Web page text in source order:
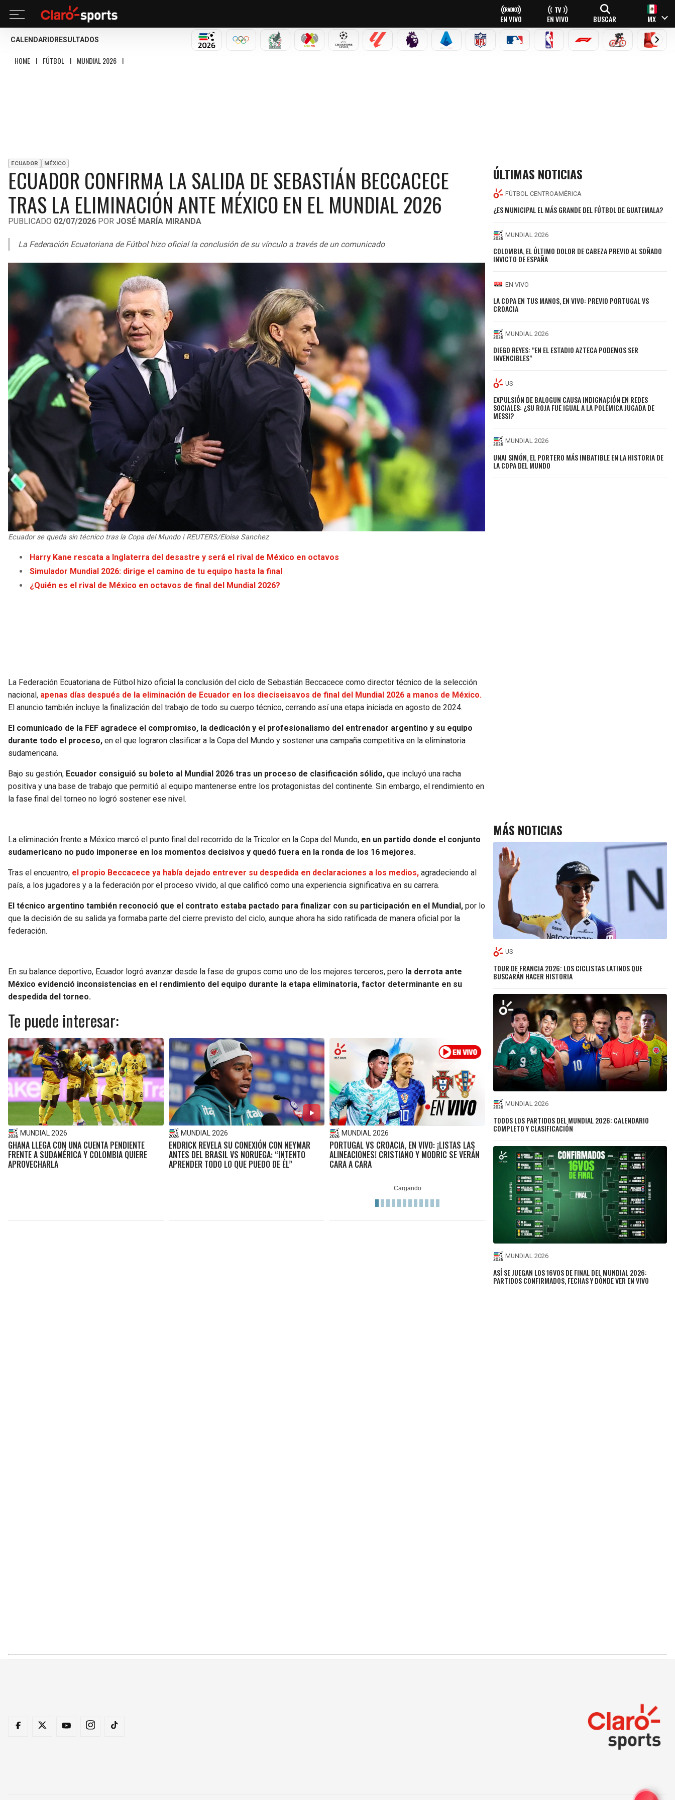
EN VIVO EN VIVO BUSCAR MX
CALENDARIO RESULTADOS
MUNDIAL 2026OLÍMPICOSSELECCIÓN MEXICANA
LIGA MX CHAMPIONS LEAGUE
LALIGA PREMIER LEAGUE
SERIE A NFL MLB NBA FÓRMULA 1CICLISMOBOXEO
HOME I FÚTBOL I MUNDIAL 2026 I
ECUADOR MÉXICO
ECUADOR CONFIRMA LA SALIDA DE SEBASTIÁN BECCACECE
TRAS LA ELIMINACIÓN ANTE MÉXICO EN EL MUNDIAL 2026
PUBLICADO 02/07/2026 POR JOSÉ MARÍA MIRANDA
La Federación Ecuatoriana de Fútbol hizo oficial la conclusión de su vínculo a través de un comunicado
Ecuador se queda sin técnico tras la Copa del Mundo | REUTERS/Eloisa Sanchez
Harry Kane rescata a Inglaterra del desastre y será el rival de México en octavos
Simulador Mundial 2026: dirige el camino de tu equipo hasta la final
¿Quién es el rival de México en octavos de final del Mundial 2026?
La Federación Ecuatoriana de Fútbol hizo oficial la conclusión del ciclo de Sebastián Beccacece como director técnico de la selección
nacional, apenas días después de la eliminación de Ecuador en los dieciseisavos de final del Mundial 2026 a manos de México.
El anuncio también incluye la finalización del trabajo de todo su cuerpo técnico, cerrando así una etapa iniciada en agosto de 2024.
El comunicado de la FEF agradece el compromiso, la dedicación y el profesionalismo del entrenador argentino y su equipo
durante todo el proceso, en el que lograron clasificar a la Copa del Mundo y sostener una campaña competitiva en la eliminatoria
sudamericana.
Bajo su gestión, Ecuador consiguió su boleto al Mundial 2026 tras un proceso de clasificación sólido, que incluyó una racha
positiva y una base de trabajo que permitió al equipo mantenerse entre los protagonistas del continente. Sin embargo, el rendimiento en
la fase final del torneo no logró sostener ese nivel.
La eliminación frente a México marcó el punto final del recorrido de la Tricolor en la Copa del Mundo, en un partido donde el conjunto
sudamericano no pudo imponerse en los momentos decisivos y quedó fuera en la ronda de los 16 mejores.
Tras el encuentro, el propio Beccacece ya había dejado entrever su despedida en declaraciones a los medios, agradeciendo al
país, a los jugadores y a la federación por el proceso vivido, al que calificó como una experiencia significativa en su carrera.
El técnico argentino también reconoció que el contrato estaba pactado para finalizar con su participación en el Mundial, por lo
que la decisión de su salida ya formaba parte del cierre previsto del ciclo, aunque ahora ha sido ratificada de manera oficial por la
federación.
En su balance deportivo, Ecuador logró avanzar desde la fase de grupos como uno de los mejores terceros, pero la derrota ante
México evidenció inconsistencias en el rendimiento del equipo durante la etapa eliminatoria, factor determinante en su
despedida del torneo.
Te puede interesar:
MUNDIAL 2026
GHANA LLEGA CON UNA CUENTA PENDIENTE
FRENTE A SUDAMÉRICA Y COLOMBIA QUIERE
APROVECHARLA
MUNDIAL 2026
ENDRICK REVELA SU CONEXIÓN CON NEYMAR
ANTES DEL BRASIL VS NORUEGA: “INTENTO
APRENDER TODO LO QUE PUEDO DE ÉL”
MUNDIAL 2026
PORTUGAL VS CROACIA, EN VIVO: ¡LISTAS LAS
ALINEACIONES! CRISTIANO Y MODRIC SE VERÁN
CARA A CARA
ÚLTIMAS NOTICIAS
FÚTBOL CENTROAMÉRICA
¿ES MUNICIPAL EL MÁS GRANDE DEL FÚTBOL DE GUATEMALA?
MUNDIAL 2026
COLOMBIA, EL ÚLTIMO DOLOR DE CABEZA PREVIO AL SOÑADO
INVICTO DE ESPAÑA
EN VIVO
LA COPA EN TUS MANOS, EN VIVO: PREVIO PORTUGAL VS
CROACIA
MUNDIAL 2026
DIEGO REYES: "EN EL ESTADIO AZTECA PODEMOS SER
INVENCIBLES"
US
EXPULSIÓN DE BALOGUN CAUSA INDIGNACIÓN EN REDES
SOCIALES: ¿SU ROJA FUE IGUAL A LA POLÉMICA JUGADA DE
MESSI?
MUNDIAL 2026
UNAI SIMÓN, EL PORTERO MÁS IMBATIBLE EN LA HISTORIA DE
LA COPA DEL MUNDO
MÁS NOTICIAS
US
TOUR DE FRANCIA 2026: LOS CICLISTAS LATINOS QUE
BUSCARÁN HACER HISTORIA
MUNDIAL 2026
TODOS LOS PARTIDOS DEL MUNDIAL 2026: CALENDARIO
COMPLETO Y CLASIFICACIÓN
MUNDIAL 2026
ASÍ SE JUEGAN LOS 16VOS DE FINAL DEL MUNDIAL 2026:
PARTIDOS CONFIRMADOS, FECHAS Y DÓNDE VER EN VIVO